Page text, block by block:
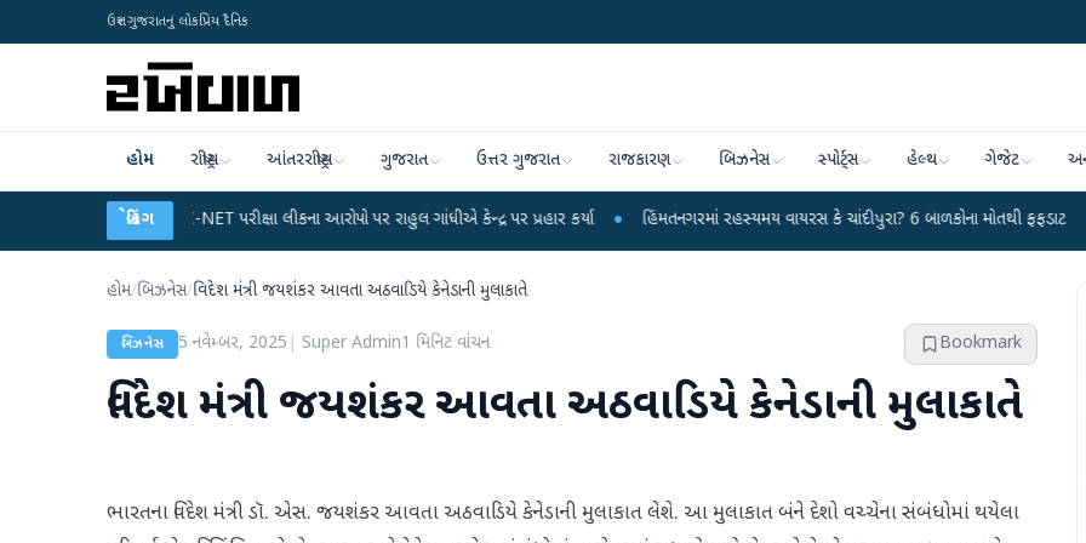
ઉત્તર ગુજરાતનું લોકપ્રિય દૈનિક
હોમ રાષ્ટ્રીય આંતરરાષ્ટ્રીય ગુજરાત ઉત્તર ગુજરાત રાજકારણ બિઝનેસ સ્પોર્ટ્સ હેલ્થ ગેજેટ
બ્રેકિંગ
UGC-NET પરીક્ષા લીકના આરોપો પર રાહુલ ગાંધીએ કેન્દ્ર પર પ્રહાર કર્યા ● હિંમતનગરમાં રહસ્યમય વાયરસ કે ચાંદીપુરા? 6 બાળકોના મોતથી ફફડાટ ● હવામાન
હોમ/બિઝનેસ/વિદેશ મંત્રી જયશંકર આવતા અઠવાડિયે કેનેડાની મુલાકાતે
બિઝનેસ 5 નવેમ્બર, 2025 Super Admin1 મિનિટ વાંચન Bookmark
વિદેશ મંત્રી જયશંકર આવતા અઠવાડિયે કેનેડાની મુલાકાતે
ભારતના વિદેશ મંત્રી ડૉ. એસ. જયશંકર આવતા અઠવાડિયે કેનેડાની મુલાકાત લેશે. આ મુલાકાત બંને દેશો વચ્ચેના સંબંધોમાં થયેલા